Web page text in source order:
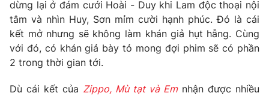
dừng lại ở đám cưới Hoài - Duy khi Lam độc thoại nội
tâm và nhìn Huy, Sơn mỉm cười hạnh phúc. Đó là cái
kết mở nhưng sẽ không làm khán giả hụt hẫng. Cùng
với đó, có khán giả bày tỏ mong đợi phim sẽ có phần
2 trong thời gian tới.
Dù cái kết của Zippo, Mù tạt và Emnhận được nhiều